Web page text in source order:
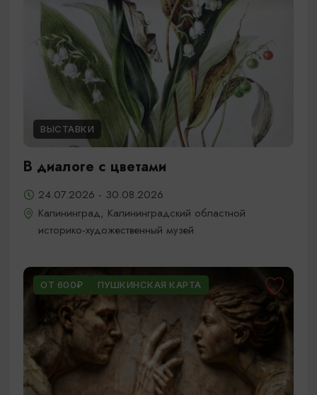
ВЫСТАВКИ
В диалоге с цветами
24.07.2026 - 30.08.2026
Калининград, Калининградский областной
историко-художественный музей
ОТ 600₽ ПУШКИНСКАЯ КАРТА